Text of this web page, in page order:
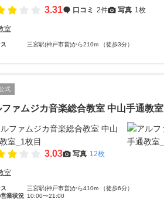
3.31 口コミ 2件 写真 1枚
室
三宮駅(神戸市営)から210m （徒歩3分）
式
ファムジカ音楽総合教室 中山手通教室
3.03 写真 12枚
室
三宮駅(神戸市営)から410m （徒歩6分）
業状況 10:00〜21:00